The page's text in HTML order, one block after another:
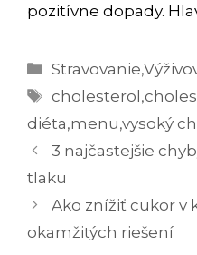
pozitívne dopady.
Kategórie
Stravovanie,
Značky
cholesterol,
diéta,menu,vysoký
Navigácia
článkami
3 najčastejšie
tlaku
Ako znížiť cukor v
okamžitých riešení